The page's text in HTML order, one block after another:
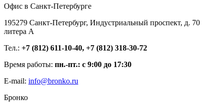
Офис в Санкт-Петербурге
195279 Санкт-Петербург, Индустриальный проспект, д. 70
литера А
Тел.: +7 (812) 611-10-40, +7 (812) 318-30-72
Время работы: пн.-пт.: с 9:00 до 17:30
E-mail: info@bronko.ru
Бронко